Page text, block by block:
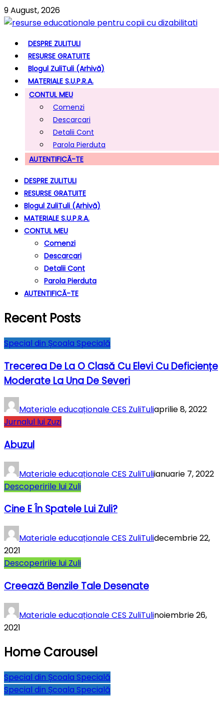
9 August, 2026
DESPRE ZULITULI
RESURSE GRATUITE
Blogul ZuliTuli (arhivă)
MATERIALE S.U.P.R.A.
CONTUL MEU
Comenzi
Descarcari
Detalii Cont
Parola Pierduta
AUTENTIFICĂ-TE
DESPRE ZULITULI
RESURSE GRATUITE
Blogul ZuliTuli (arhivă)
MATERIALE S.U.P.R.A.
CONTUL MEU
Comenzi
Descarcari
Detalii Cont
Parola Pierduta
AUTENTIFICĂ-TE
Recent Posts
Special din Școala Specială
Trecerea De La O Clasă Cu Elevi Cu Deficiențe
Moderate La Una De Severi
Materiale educaționale CES ZuliTuliaprilie 8, 2022
Jurnalul lui Zuzi
Abuzul
Materiale educaționale CES ZuliTuliianuarie 7, 2022
Descoperirile lui Zuli
Cine E În Spatele Lui Zuli?
Materiale educaționale CES ZuliTulidecembrie 22,
2021
Descoperirile lui Zuli
Creează Benzile Tale Desenate
Materiale educaționale CES ZuliTulinoiembrie 26,
2021
Home Carousel
Special din Școala Specială
Special din Școala Specială